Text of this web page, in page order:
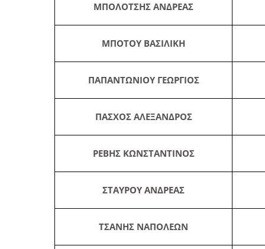
ΜΠΟΛΟΤΣΗΣ ΑΝΔΡΕΑΣ
ΜΠΟΤΟΥ ΒΑΣΙΛΙΚΗ
ΠΑΠΑΝΤΩΝΙΟΥ ΓΕΩΡΓΙΟΣ
ΠΑΣΧΟΣ ΑΛΕΞΑΝΔΡΟΣ
ΡΕΒΗΣ ΚΩΝΣΤΑΝΤΙΝΟΣ
ΣΤΑΥΡΟΥ ΑΝΔΡΕΑΣ
ΤΣΑΝΗΣ ΝΑΠΟΛΕΩΝ